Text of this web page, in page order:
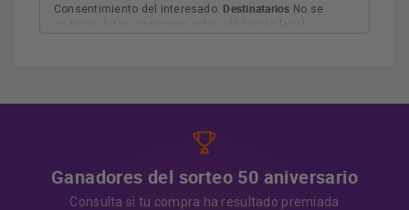
Consentimiento del interesado. Destinatarios No se
Ganadores del sorteo 50 aniversario
Consulta si tu compra ha resultado premiada